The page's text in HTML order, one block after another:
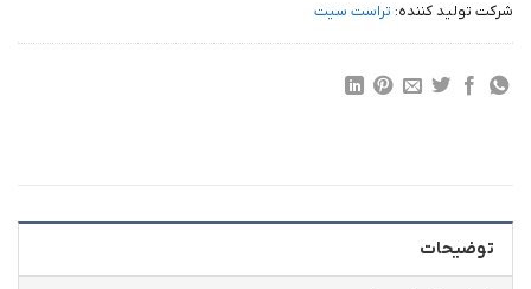
شرکت تولید کننده: تراست سیت
توضیحات